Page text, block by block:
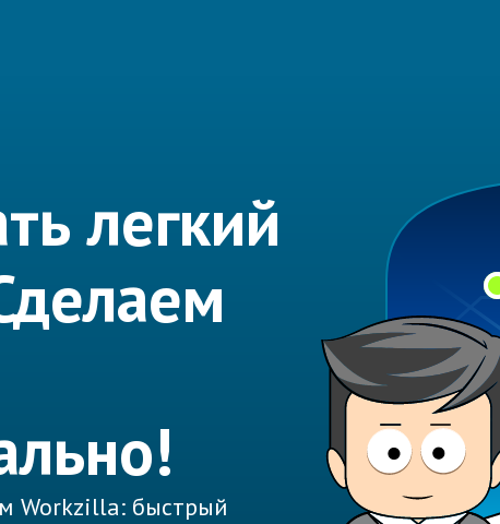
легкий
Workzilla: быстрый